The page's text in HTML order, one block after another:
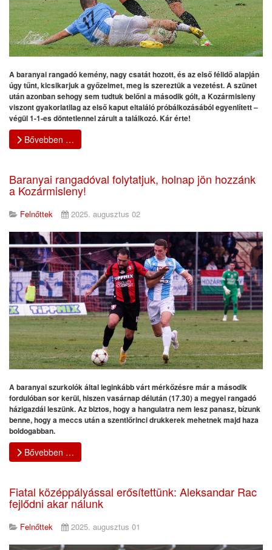
A baranyai rangadó kemény, nagy csatát hozott, és az első félidő alapján
úgy tűnt, kicsikarjuk a győzelmet, meg is szereztük a vezetést. A szünet
után azonban sehogy sem tudtuk belőni a második gólt, a Kozármisleny
viszont gyakorlatilag az első kaput eltaláló próbálkozásából egyenlített –
végül 1-1-es döntetlennel zárult a találkozó. Kár érte!
Bővebben …
Baranyai rangadóval folytatjuk, holnap jön hozzánk
a Kozármisleny!
Felnőttek 2025. augusztus 02
A baranyai szurkolók által leginkább várt mérkőzésre már a második
fordulóban sor kerül, hiszen vasárnap délután (17.30) a megyei rangadó
házigazdái leszünk. Az biztos, hogy a hangulatra nem lesz panasz, bízunk
benne, hogy a meccs után a szentlőrinci drukkerek mehetnek majd haza
boldogabban.
Bővebben …
Fiatal középpályással erősítettünk: Aleksandar Rac
fejlődni akar nálunk
Felnőttek 2025. augusztus 01